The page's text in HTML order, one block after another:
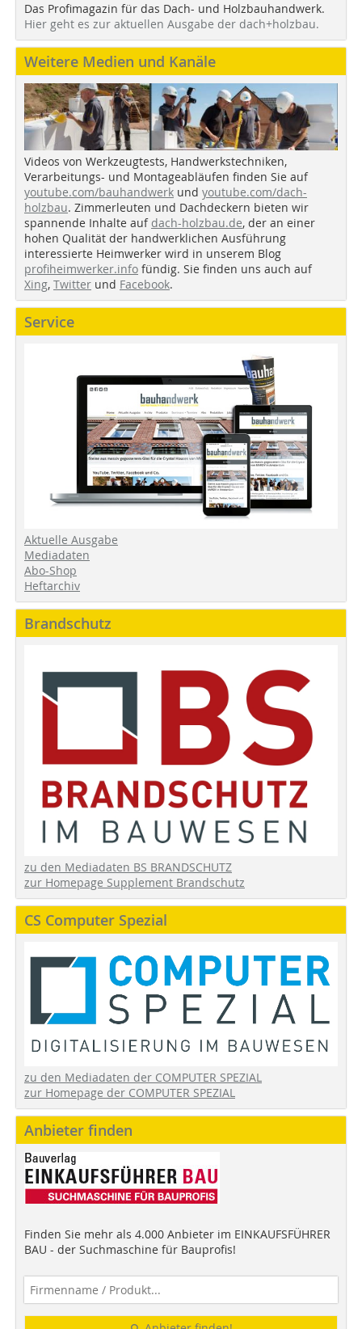
Das Profimagazin für das Dach- und Holzbauhandwerk.
Hier geht es zur aktuellen Ausgabe der dach+holzbau.
Weitere Medien und Kanäle
Videos von Werkzeugtests, Handwerkstechniken,
Verarbeitungs- und Montageabläufen finden Sie auf
youtube.com/bauhandwerk und youtube.com/dach-
holzbau. Zimmerleuten und Dachdeckern bieten wir
spannende Inhalte auf dach-holzbau.de, der an einer
hohen Qualität der handwerklichen Ausführung
interessierte Heimwerker wird in unserem Blog
profiheimwerker.info fündig. Sie finden uns auch auf
Xing, Twitter und Facebook.
Service
Aktuelle Ausgabe
Mediadaten
Abo-Shop
Heftarchiv
Brandschutz
zu den Mediadaten BS BRANDSCHUTZ
zur Homepage Supplement Brandschutz
CS Computer Spezial
zu den Mediadaten der COMPUTER SPEZIAL
zur Homepage der COMPUTER SPEZIAL
Anbieter finden
Finden Sie mehr als 4.000 Anbieter im EINKAUFSFÜHRER
BAU - der Suchmaschine für Bauprofis!